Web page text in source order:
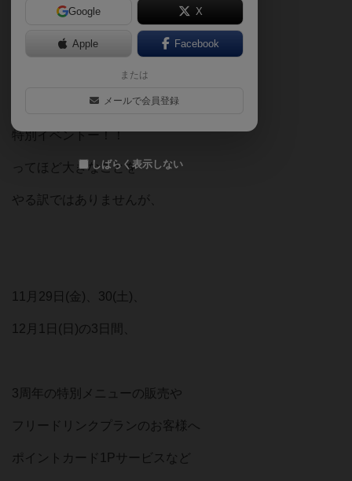
来てくださるお客様のおかげです。
本当にありがとうございます🙇‍♂️
特別イベントー！！
ってほど大きなことを
やる訳ではありませんが、
11月29日(金)、30(土)、
12月1日(日)の3日間、
3周年の特別メニューの販売や
フリードリンクプランのお客様へ
ポイントカード1Pサービスなど
Google X
Apple Facebook
または
メールで会員登録
しばらく表示しない